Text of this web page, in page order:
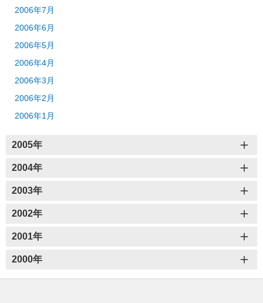
2006年7月
2006年6月
2006年5月
2006年4月
2006年3月
2006年2月
2006年1月
2005年
2004年
2003年
2002年
2001年
2000年